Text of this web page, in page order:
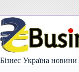
вмісту
Бізнес Україна новини